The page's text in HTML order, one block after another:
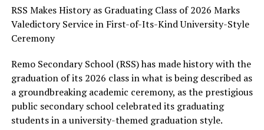
system that equips young people with the knowledge,
skills, and values required to thrive in an increasingly
dynamic world, describing his contributions as
As Professor Arigbabu marks another year, Aare Adetola
Emmanuelking prayed for renewed strength, divine
wisdom, robust health, and greater accomplishments,
expressing confidence that the celebrant’s passion for
RSS Makes History as Graduating Class of 2026 Marks
Valedictory Service in First-of-Its-Kind University-Style
Ceremony
Remo Secondary School (RSS) has made history with the
graduation of its 2026 class in what is being described as
a groundbreaking academic ceremony, as the prestigious
public secondary school celebrated its graduating
students in a university-themed graduation style.